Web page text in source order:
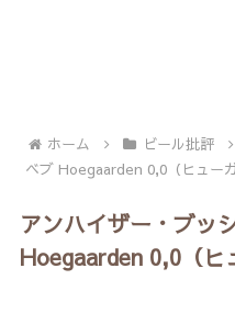
ホーム ビール批評
ベブ Hoegaarden 0,0（ヒュー
アンハイザー・ブッ
Hoegaarden 0,0（ヒ